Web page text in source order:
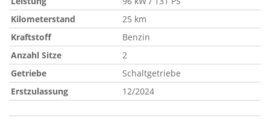
Kilometerstand
25 km
Kraftstoff
Benzin
Anzahl Sitze
2
Getriebe
Schaltgetriebe
Erstzulassung
12/2024